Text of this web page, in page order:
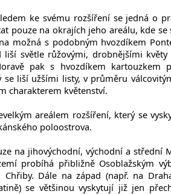
ke svému rozšíření se jedná o
pouze na okrajích jeho areálu, kde
možná s podobným hvozdíkem
světle růžovými, drobnějšími
pak s hvozdíkem kartouzkem
se liší užšími listy, v průměru
charakterem květenství.
areálem rozšíření, který se
poloostrova.
na jihovýchodní, východní a střední
probíhá přibližně Osoblažským
Dále na západ (např. na
se většinou vyskytují již jen